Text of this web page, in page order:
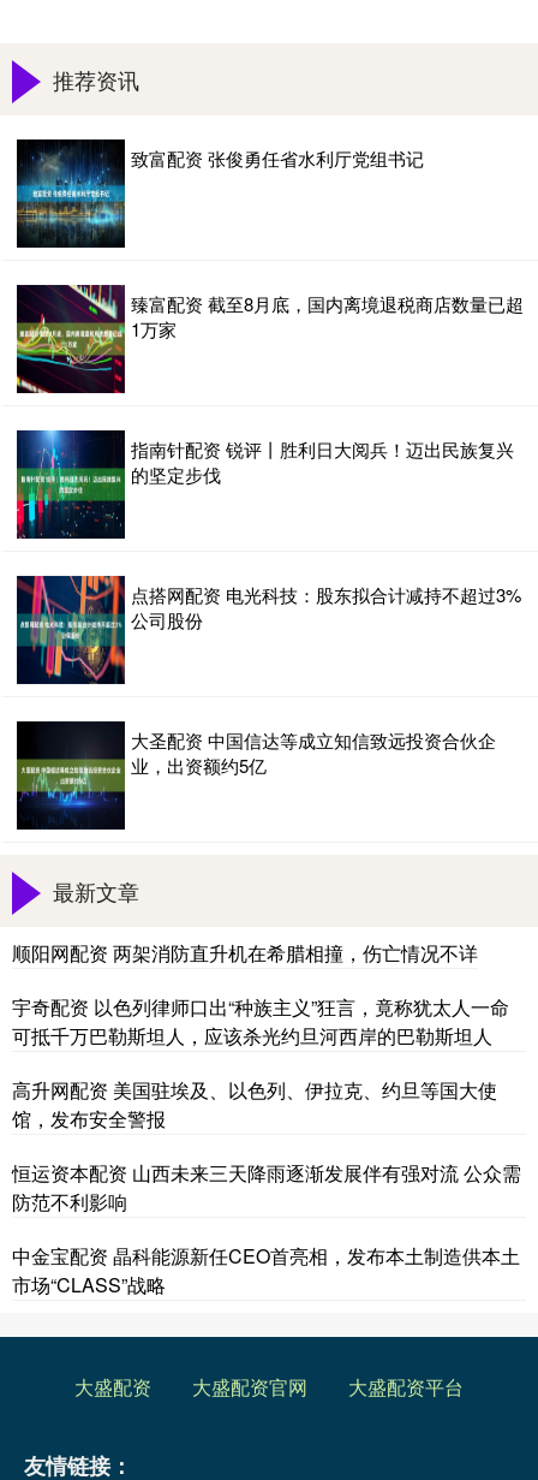
推荐资讯
致富配资 张俊勇任省水利厅党组书记
臻富配资 截至8月底，国内离境退税商店数量已超
1万家
指南针配资 锐评丨胜利日大阅兵！迈出民族复兴
的坚定步伐
点搭网配资 电光科技：股东拟合计减持不超过3%
公司股份
大圣配资 中国信达等成立知信致远投资合伙企
业，出资额约5亿
最新文章
顺阳网配资 两架消防直升机在希腊相撞，伤亡情况不详
宇奇配资 以色列律师口出“种族主义”狂言，竟称犹太人一命
可抵千万巴勒斯坦人，应该杀光约旦河西岸的巴勒斯坦人
高升网配资 美国驻埃及、以色列、伊拉克、约旦等国大使
馆，发布安全警报
恒运资本配资 山西未来三天降雨逐渐发展伴有强对流 公众需
防范不利影响
中金宝配资 晶科能源新任CEO首亮相，发布本土制造供本土
市场“CLASS”战略
大盛配资 大盛配资官网 大盛配资平台
友情链接：